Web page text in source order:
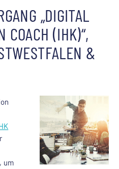
„DIGITAL
COACH (IHK)“,
&
um